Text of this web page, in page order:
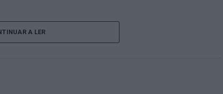
que mais longe chegou, alcançando o
por Gonzalo Bueno. João Domingues,
instituições de ensino superior e
da UNESCO” discutirão políticas públicas,
económico, turístico e cultural”.
A LER